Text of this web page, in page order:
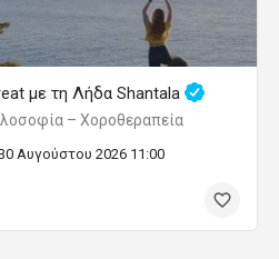
με τη Λήδα Shantala
– Χοροθεραπεία
Αυγούστου 2026 11:00